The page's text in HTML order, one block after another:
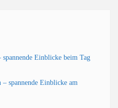
Einblicke beim Tag
spannende Einblicke am